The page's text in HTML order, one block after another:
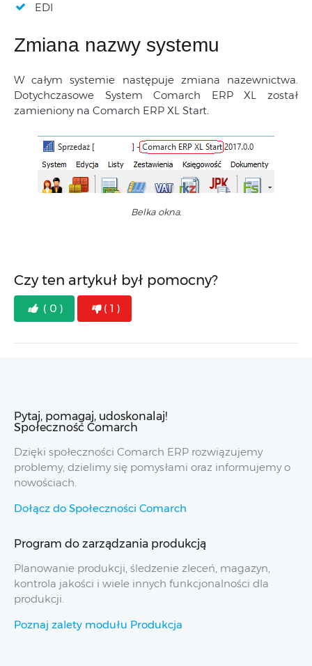
EDI
Zmiana nazwy systemu
W całym systemie następuje zmiana nazewnictwa.
Dotychczasowe System Comarch ERP XL został
zamieniony na Comarch ERP XL Start.
Belka okna.
Czy ten artykuł był pomocny?
( 0 ) ( 1 )
Pytaj, pomagaj, udoskonalaj!
Społeczność Comarch
Dzięki społeczności Comarch ERP rozwiązujemy
problemy, dzielimy się pomysłami oraz informujemy o
nowościach.
Dołącz do Społeczności Comarch
Program do zarządzania produkcją
Planowanie produkcji, śledzenie zleceń, magazyn,
kontrola jakości i wiele innych funkcjonalności dla
produkcji.
Poznaj zalety modułu Produkcja